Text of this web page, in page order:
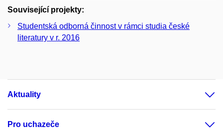
Související projekty:
Studentská odborná činnost v rámci studia české
literatury v r. 2016
Aktuality
Pro uchazeče